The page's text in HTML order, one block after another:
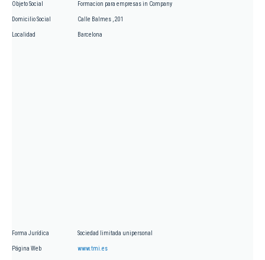
Objeto Social Formacion para empresas in Company
Domicilio Social Calle Balmes , 201
Localidad Barcelona
Forma Jurídica Sociedad limitada unipersonal
Página Web www.tmi.es